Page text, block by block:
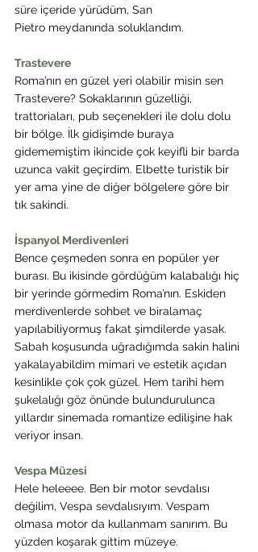
süre içeride yürüdüm, San
Pietro meydanında soluklandım.
Trastevere
Roma’nın en güzel yeri olabilir misin sen
Trastevere? Sokaklarının güzelliği,
trattoriaları, pub seçenekleri ile dolu dolu
bir bölge. İlk gidişimde buraya
gidememiştim ikincide çok keyifli bir barda
uzunca vakit geçirdim. Elbette turistik bir
yer ama yine de diğer bölgelere göre bir
tık sakindi.
İspanyol Merdivenleri
Bence çeşmeden sonra en popüler yer
burası. Bu ikisinde gördüğüm kalabalığı hiç
bir yerinde görmedim Roma’nın. Eskiden
merdivenlerde sohbet ve biralamaç
yapılabiliyormuş fakat şimdilerde yasak.
Sabah koşusunda uğradığımda sakin halini
yakalayabildim mimari ve estetik açıdan
kesinlikle çok çok güzel. Hem tarihi hem
şukelalığı göz önünde bulundurulunca
yıllardır sinemada romantize edilişine hak
veriyor insan.
Vespa Müzesi
Hele heleeee. Ben bir motor sevdalısı
değilim, Vespa sevdalısıyım. Vespam
olmasa motor da kullanmam sanırım. Bu
yüzden koşarak gittim müzeye.